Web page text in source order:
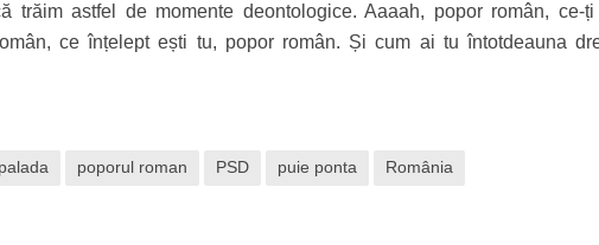
trăim astfel de momente deontologice. Aaaah, popor român, ce-ți
ce înțelept ești tu, popor român. Și cum ai tu întotdeauna
palada poporul roman PSD puie ponta România